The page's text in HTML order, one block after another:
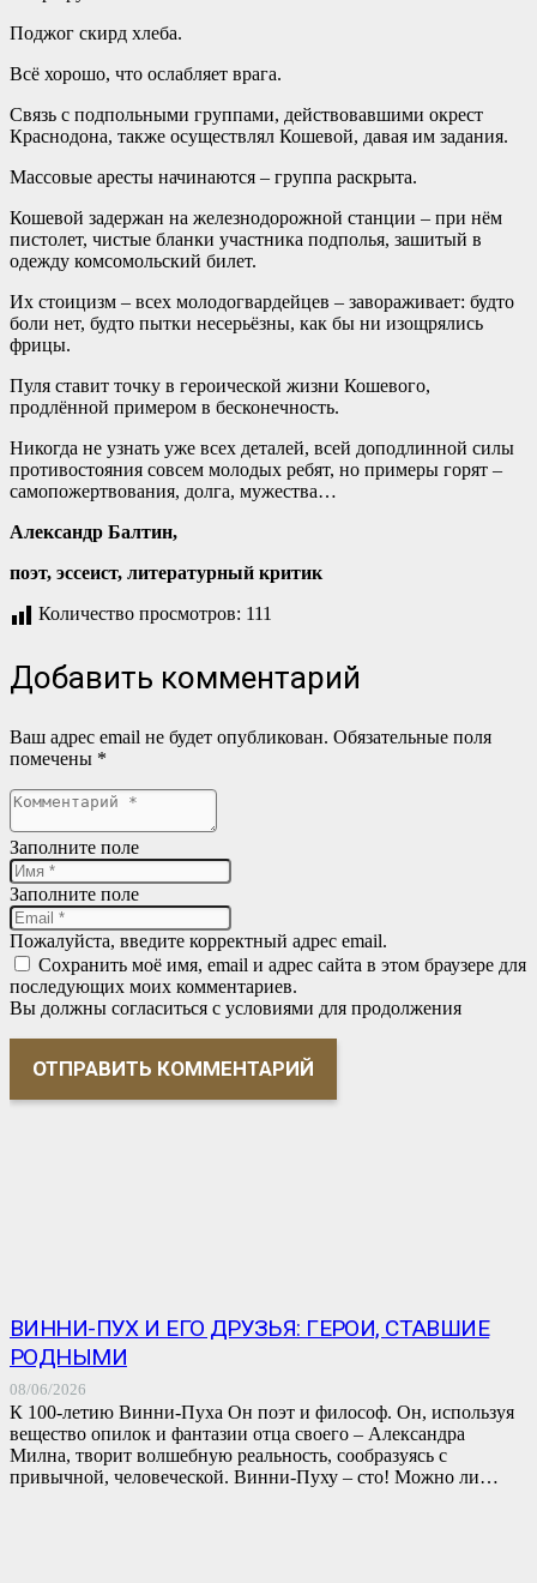
Поджог скирд хлеба.
Всё хорошо, что ослабляет врага.
Связь с подпольными группами, действовавшими окрест
Краснодона, также осуществлял Кошевой, давая им задания.
Массовые аресты начинаются – группа раскрыта.
Кошевой задержан на железнодорожной станции – при нём
пистолет, чистые бланки участника подполья, зашитый в
одежду комсомольский билет.
Их стоицизм – всех молодогвардейцев – завораживает: будто
боли нет, будто пытки несерьёзны, как бы ни изощрялись
фрицы.
Пуля ставит точку в героической жизни Кошевого,
продлённой примером в бесконечность.
Никогда не узнать уже всех деталей, всей доподлинной силы
противостояния совсем молодых ребят, но примеры горят –
самопожертвования, долга, мужества…
Александр Балтин,
поэт, эссеист, литературный критик
Количество просмотров: 111
Добавить комментарий
Ваш адрес email не будет опубликован. Обязательные поля
помечены *
Заполните поле
Заполните поле
Пожалуйста, введите корректный адрес email.
Сохранить моё имя, email и адрес сайта в этом браузере для
последующих моих комментариев.
Вы должны согласиться с условиями для продолжения
ОТПРАВИТЬ КОММЕНТАРИЙ
ВИННИ-ПУХ И ЕГО ДРУЗЬЯ: ГЕРОИ, СТАВШИЕ
РОДНЫМИ
08/06/2026
К 100-летию Винни-Пуха Он поэт и философ. Он, используя
вещество опилок и фантазии отца своего – Александра
Милна, творит волшебную реальность, сообразуясь с
привычной, человеческой. Винни-Пуху – сто! Можно ли…